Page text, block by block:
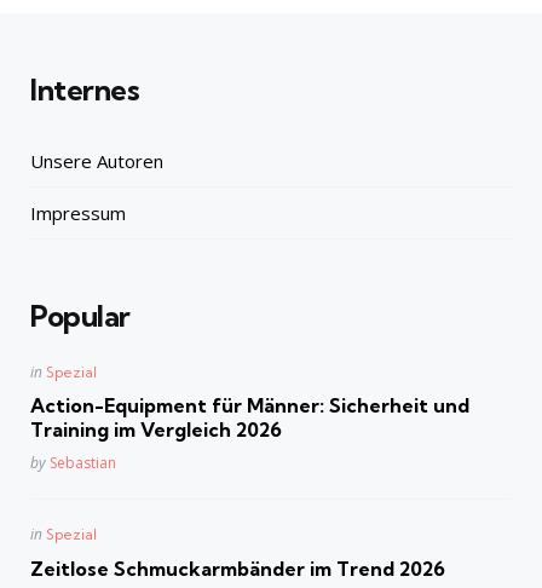
Internes
Unsere Autoren
Impressum
Popular
Posted
in Spezial
Action-Equipment für Männer: Sicherheit und
Training im Vergleich 2026
Posted
by Sebastian
Posted
in Spezial
Zeitlose Schmuckarmbänder im Trend 2026